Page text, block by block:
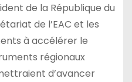
de la République du
de l’EAC et les
à accélérer le
régionaux
d’avancer